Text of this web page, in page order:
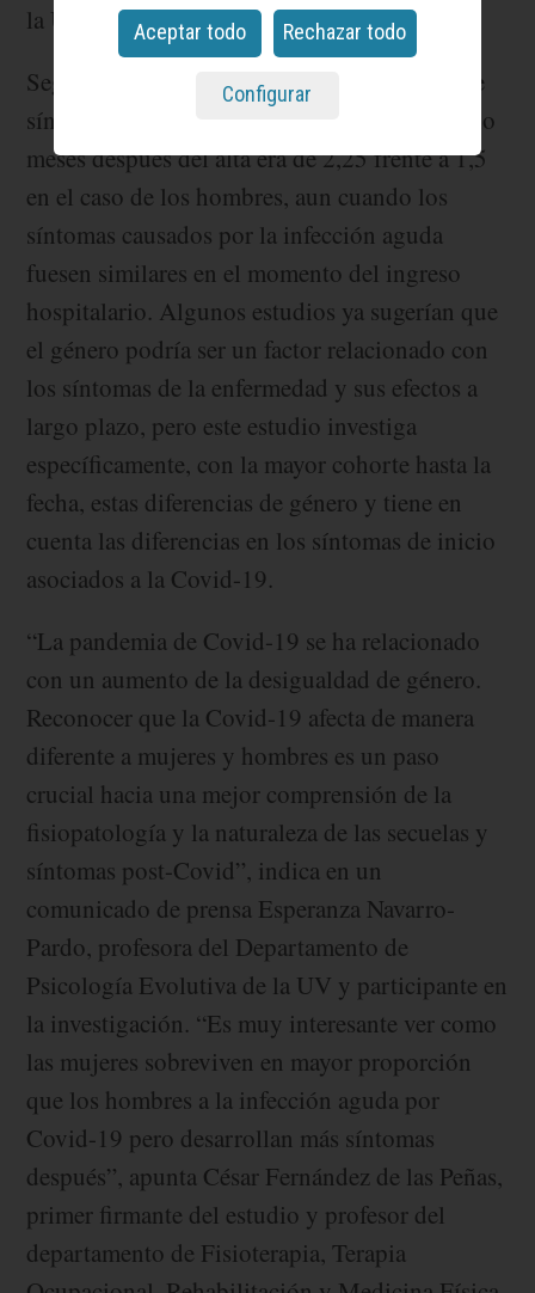
la Universidad Alfonso X El Sabio (UAX).
Según sus conclusiones, la cantidad media de
síntomas experimentados por las mujeres ocho
meses después del alta era de 2,25 frente a 1,5
en el caso de los hombres, aun cuando los
síntomas causados por la infección aguda
fuesen similares en el momento del ingreso
hospitalario. Algunos estudios ya sugerían que
el género podría ser un factor relacionado con
los síntomas de la enfermedad y sus efectos a
largo plazo, pero este estudio investiga
específicamente, con la mayor cohorte hasta la
fecha, estas diferencias de género y tiene en
cuenta las diferencias en los síntomas de inicio
asociados a la Covid-19.
“La pandemia de Covid-19 se ha relacionado
con un aumento de la desigualdad de género.
Reconocer que la Covid-19 afecta de manera
diferente a mujeres y hombres es un paso
crucial hacia una mejor comprensión de la
fisiopatología y la naturaleza de las secuelas y
síntomas post-Covid”, indica en un
comunicado de prensa Esperanza Navarro-
Pardo, profesora del Departamento de
Psicología Evolutiva de la UV y participante en
la investigación. “Es muy interesante ver como
las mujeres sobreviven en mayor proporción
que los hombres a la infección aguda por
Covid-19 pero desarrollan más síntomas
después”, apunta César Fernández de las Peñas,
primer firmante del estudio y profesor del
departamento de Fisioterapia, Terapia
Aceptar todo Rechazar todo
Configurar